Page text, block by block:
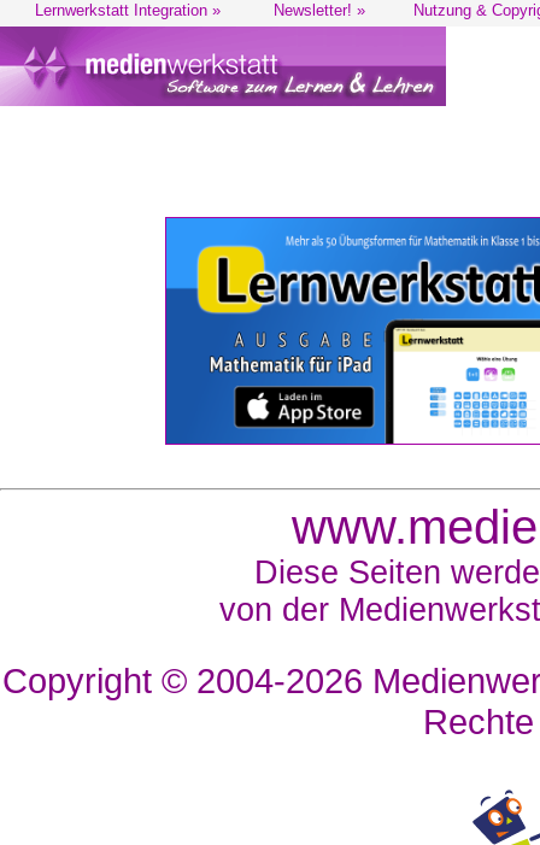
Lernwerkstatt Integration » Newsletter! » Nutzung &
Diese Seiten
von der
Copyright © 2004-2026